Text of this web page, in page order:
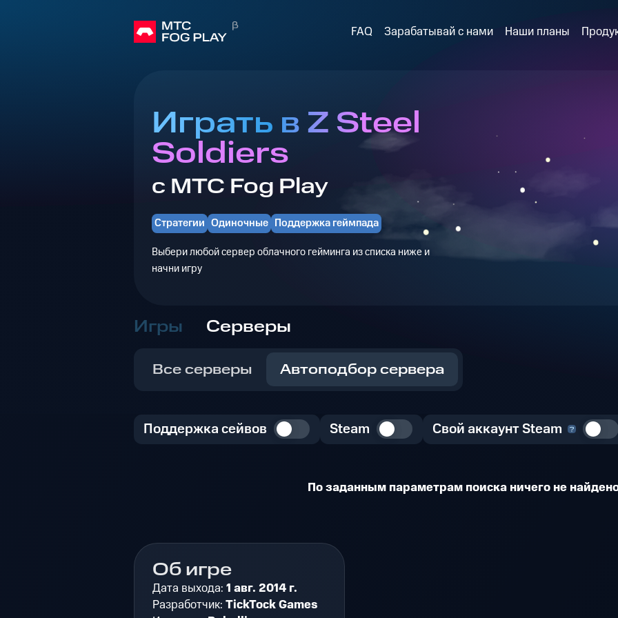
FAQ Зарабатывай с нами Наши планы
Играть в Z Steel
Soldiers
с МТС Fog Play
Стратегии Одиночные Поддержка геймпада
Выбери любой сервер облачного гейминга из списка ниже и
начни игру
Игры Серверы
Все серверы Автоподбор сервера
Поддержка сейвов Steam Свой аккаунт Steam
По заданным параметрам поиска ничего не
Об игре
Дата выхода: 1 авг. 2014 г.
Разработчик: TickTock Games